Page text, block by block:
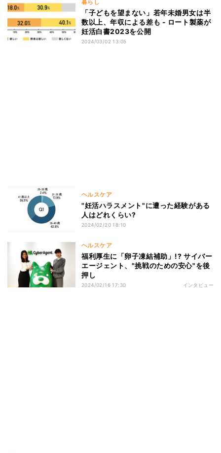
暮らし
「子どもを望まない」若年未婚男女は半
数以上、年収による差も - ロート製薬が
妊活白書2023を公開
2024/03/02 13:05
ヘルスケア
"妊活ハラスメント"に遭った経験がある
人はどれくらい?
2024/02/20 18:10
ヘルスケア
福利厚生に「卵子凍結補助」!? サイバー
エージェント、"挑戦のための安心"を後
押し
2024/02/16 17:30 インタビュー